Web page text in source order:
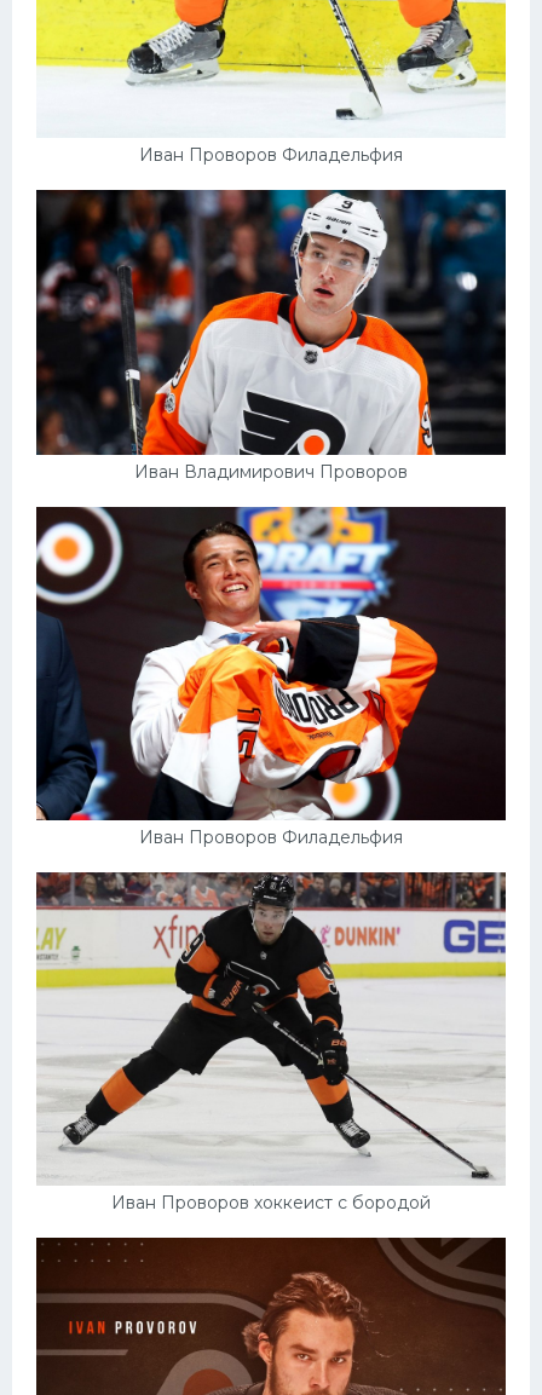
Иван Проворов Филадельфия
Иван Владимирович Проворов
Иван Проворов Филадельфия
Иван Проворов хоккеист с бородой